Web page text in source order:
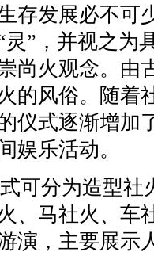
存发展必不可
”，并视之为
尚火观念。由
的风俗。随着
仪式逐渐增加
娱乐活动。
可分为造型社
、马社火、车
演，主要展示